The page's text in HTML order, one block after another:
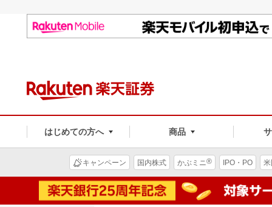
はじめての方へ 商品
キャンペーン 国内株式 かぶミニ® IPO・PO